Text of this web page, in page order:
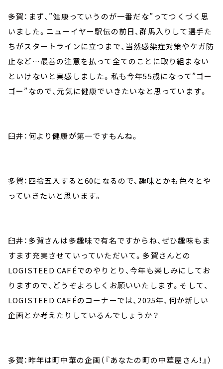
多賀：まず、”健康っていうのが一番だな”ってつくづく思
いました。ニューイヤー駅伝の前日、群馬入りして選手た
ちがスタートラインに立つまで、当然感染症対策やケガ防
止など…最善の注意を払って全てのことに取り組まない
といけないと実感しました。私も今年55歳になって”ゴー
ゴー”なので、元気に健康でいきたいなと思っています。
臼井：何より健康が第一ですもんね。
多賀：四捨五入すると60になるので、趣味とかも色々とや
っていきたいと思います。
臼井：多賀さんは多趣味で有名ですからね、ぜひ趣味もま
すます充実させていっていただいて。多賀さんとの
LOGISTEED CAFÉでのやりとり、今年も楽しみにしてお
りますので、どうぞよろしくお願いいたします。そして、
LOGISTEED CAFÉのコーナーでは、2025年、何か新しい
企画とか考えたりしているんでしょうか？
多賀：昨年は町中華の企画（『あなたの町の中華屋さん！』）